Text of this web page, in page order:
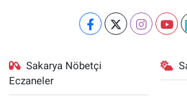
Sakarya Nöbetçi
Eczaneler